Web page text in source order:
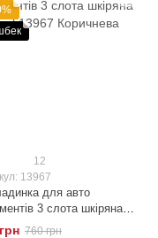
12
13967
для авто
3 слота шкіряна
13967 Коричнева
760 грн